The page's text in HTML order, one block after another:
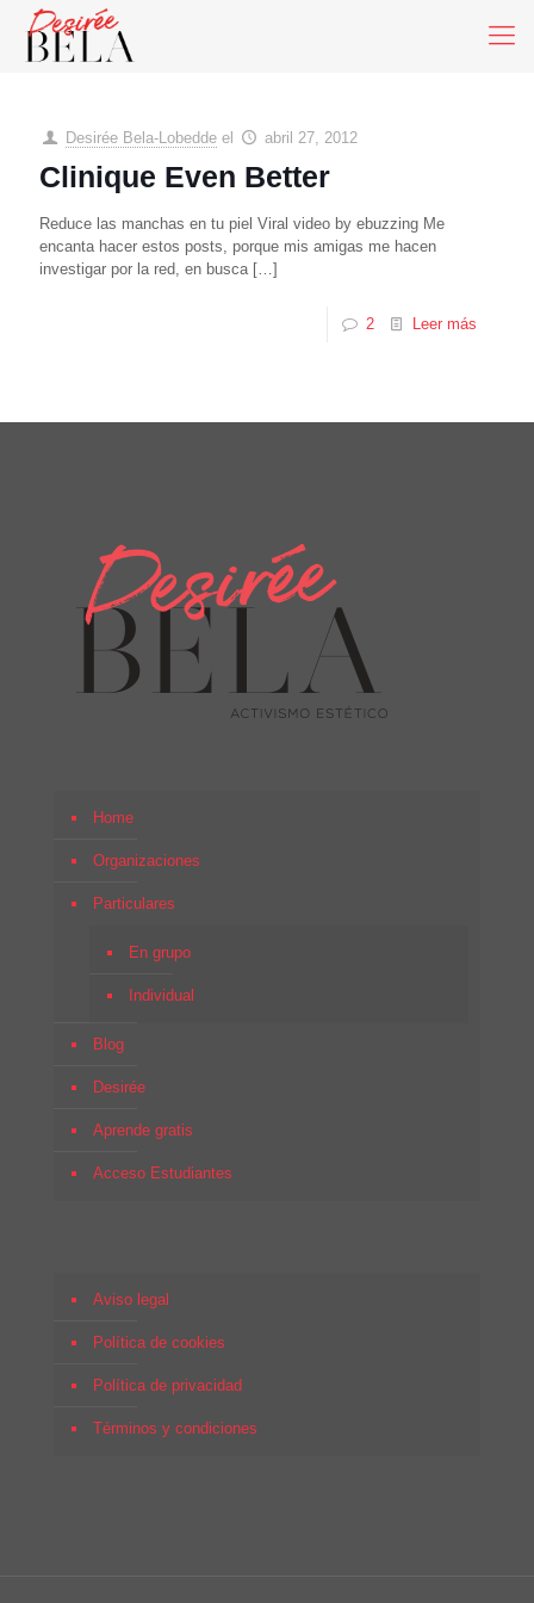
Desirée Bela-Lobedde el abril 27, 2012
Clinique Even Better
Reduce las manchas en tu piel Viral video by ebuzzing Me
encanta hacer estos posts, porque mis amigas me hacen
investigar por la red, en busca[…]
2 Leer más
Home
Organizaciones
Particulares
En grupo
Individual
Blog
Desirée
Aprende gratis
Acceso Estudiantes
Aviso legal
Política de cookies
Política de privacidad
Términos y condiciones